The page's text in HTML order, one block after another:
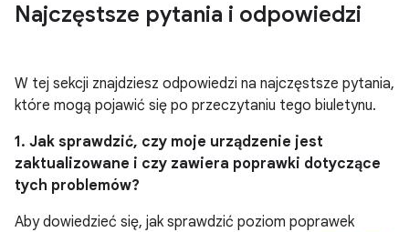
Najczęstsze pytania i odpowiedzi
W tej sekcji znajdziesz odpowiedzi na najczęstsze pytania,
które mogą pojawić się po przeczytaniu tego biuletynu.
1. Jak sprawdzić, czy moje urządzenie jest
zaktualizowane i czy zawiera poprawki dotyczące
tych problemów?
Aby dowiedzieć się, jak sprawdzić poziom poprawek